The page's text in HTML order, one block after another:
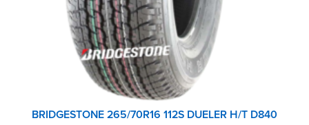
BRIDGESTONE 265/70R16 112S DUELER H/T D840